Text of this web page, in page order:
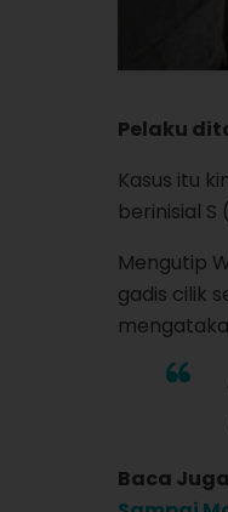
Pelaku
Kasus itu
berinisial
Mengutip
gadis cilik
Baca